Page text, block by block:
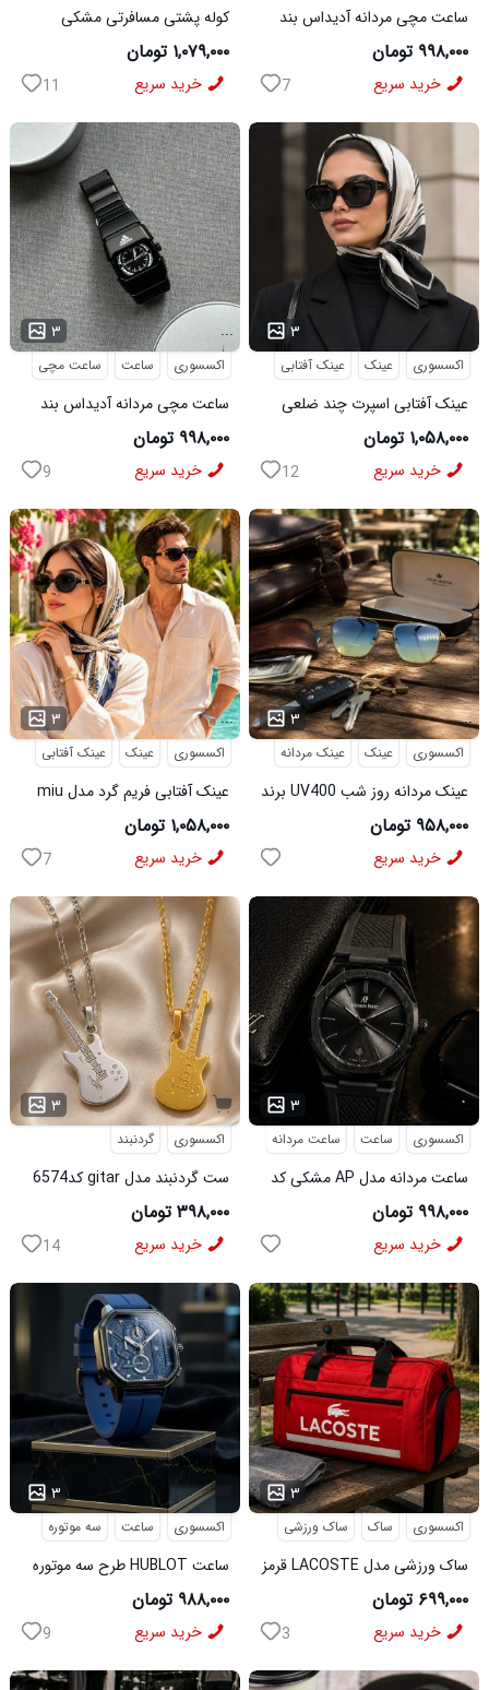
کوله پشتی مسافرتی مشکی
Buffalo مدل 50690
۱,۰۷۹,۰۰۰ تومان
خرید سریع 11
ساعت مچی مردانه آدیداس بند
استیل فنری لوکس نقره ای
۹۹۸,۰۰۰ تومان
خرید سریع 7
۳ ...
اکسسوری ساعت ساعت مچی
ساعت مچی مردانه آدیداس بند
استیل فنری لوکس مشکی
۹۹۸,۰۰۰ تومان
خرید سریع 9
۳
اکسسوری عینک عینک آفتابی
عینک آفتابی اسپرت چند ضلعی
مدل Dior
۱,۰۵۸,۰۰۰ تومان
خرید سریع 12
۳ ...
اکسسوری عینک عینک آفتابی
عینک آفتابی فریم گرد مدل miu
miu
۱,۰۵۸,۰۰۰ تومان
خرید سریع 7
۳ ...
اکسسوری عینک عینک مردانه
عینک مردانه روز شب UV400 برند
میباخ
۹۵۸,۰۰۰ تومان
خرید سریع
۳
اکسسوری گردنبند
ست گردنبند مدل gitar کد6574
۳۹۸,۰۰۰ تومان
خرید سریع 14
۳ ...
اکسسوری ساعت ساعت مردانه
ساعت مردانه مدل AP مشکی کد
6546
۹۹۸,۰۰۰ تومان
خرید سریع
۳
اکسسوری ساعت سه موتوره
ساعت HUBLOT طرح سه موتوره
سورمه ای کد 6559
۹۸۸,۰۰۰ تومان
خرید سریع 9
۳ ...
اکسسوری ساک ساک ورزشی
ساک ورزشی مدل LACOSTE قرمز
کد6567
۶۹۹,۰۰۰ تومان
خرید سریع 3